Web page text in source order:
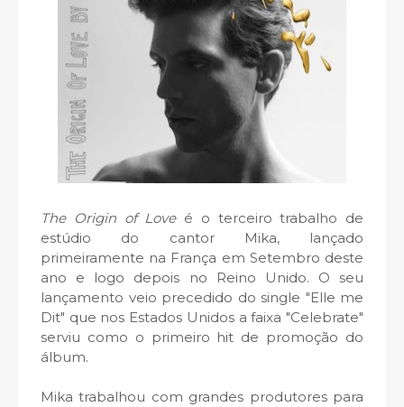
The Origin of Loveé o terceiro trabalho de
estúdio do cantor Mika, lançado
primeiramente na França em Setembro deste
ano e logo depois no Reino Unido. O seu
lançamento veio precedido do single "Elle me
Dit" que nos Estados Unidos a faixa "Celebrate"
serviu como o primeiro hit de promoção do
álbum.
Mika trabalhou com grandes produtores para